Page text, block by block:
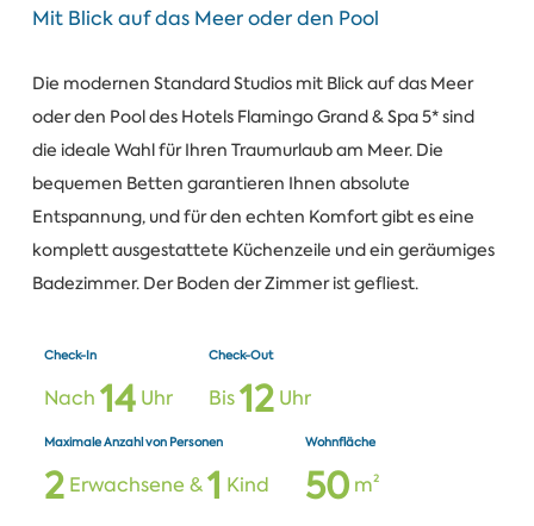
Mit Blick auf das Meer oder den Pool
Die modernen Standard Studios mit Blick auf das Meer
oder den Pool des Hotels Flamingo Grand & Spa 5* sind
die ideale Wahl für Ihren Traumurlaub am Meer. Die
bequemen Betten garantieren Ihnen absolute
Entspannung, und für den echten Komfort gibt es eine
komplett ausgestattete Küchenzeile und ein geräumiges
Badezimmer. Der Boden der Zimmer ist gefliest.
Check-In
Nach 14Uhr
Check-Out
Bis12Uhr
Maximale Anzahl von Personen
2Erwachsene &1 Kind
Wohnfläche
50m²